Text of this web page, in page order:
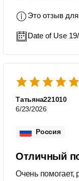
Это отзыв для
Date of Use
Татьяна221010
6/23/2026
Россия
Отличный
Очень помогает,